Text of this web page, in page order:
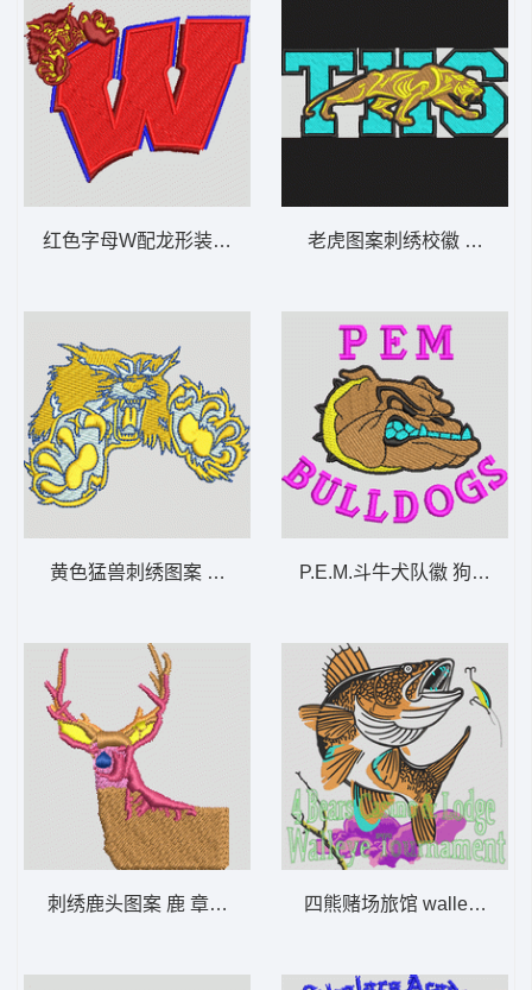
红色字母W配龙形装饰 虎 章仔标志布贴徽章
黄色猛兽刺绣图案 虎 章仔标志布贴徽章男
刺绣鹿头图案 鹿 章仔标志布贴徽章男
P.E.M.斗牛